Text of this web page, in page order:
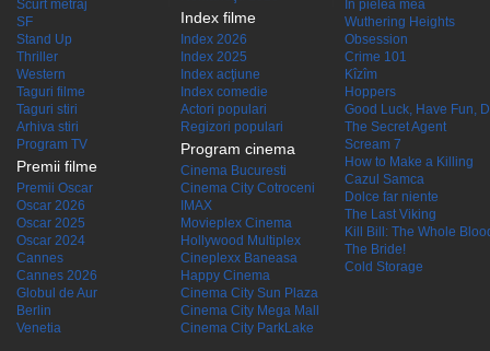
Scurt metraj
SF
Stand Up
Thriller
Western
Taguri filme
Taguri stiri
Arhiva stiri
Program TV
Premii filme
Premii Oscar
Oscar 2026
Oscar 2025
Oscar 2024
Cannes
Cannes 2026
Globul de Aur
Berlin
Venetia
Index filme
Index 2026
Index 2025
Index acţiune
Index comedie
Actori populari
Regizori populari
Program cinema
Cinema Bucuresti
Cinema City Cotroceni
IMAX
Movieplex Cinema
Hollywood Multiplex
Cineplexx Baneasa
Happy Cinema
Cinema City Sun Plaza
Cinema City Mega Mall
Cinema City ParkLake
În pielea mea
Wuthering Heights
Obsession
Crime 101
Kîzîm
Hoppers
Good Luck, Have Fun,
The Secret Agent
Scream 7
How to Make a Killing
Cazul Samca
Dolce far niente
The Last Viking
Kill Bill: The Whole
The Bride!
Cold Storage